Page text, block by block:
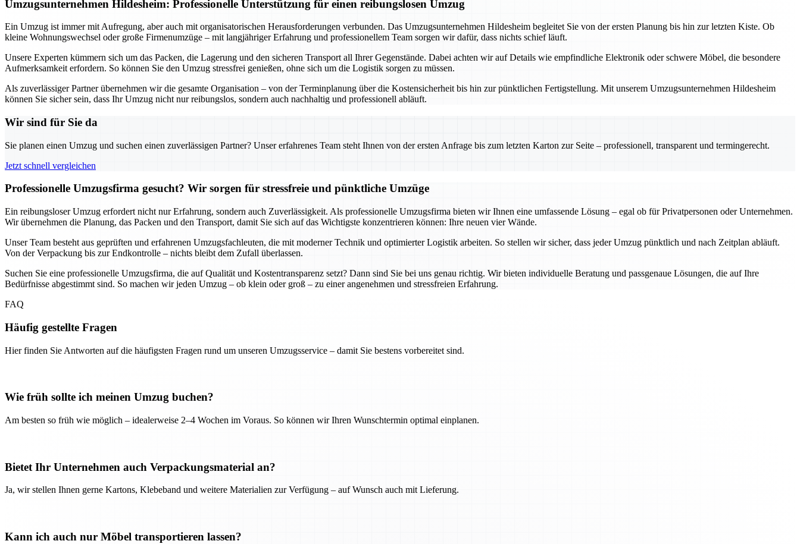
Umzugsunternehmen Hildesheim: Professionelle Unterstützung für einen reibungslosen Umzug
Ein Umzug ist immer mit Aufregung, aber auch mit organisatorischen Herausforderungen verbunden. Das Umzugsunternehmen Hildesheim begleitet Sie von der ersten Planung bis hin zur letzten Kiste. Ob
kleine Wohnungswechsel oder große Firmenumzüge – mit langjähriger Erfahrung und professionellem Team sorgen wir dafür, dass nichts schief läuft.
Unsere Experten kümmern sich um das Packen, die Lagerung und den sicheren Transport all Ihrer Gegenstände. Dabei achten wir auf Details wie empfindliche Elektronik oder schwere Möbel, die besondere
Aufmerksamkeit erfordern. So können Sie den Umzug stressfrei genießen, ohne sich um die Logistik sorgen zu müssen.
Als zuverlässiger Partner übernehmen wir die gesamte Organisation – von der Terminplanung über die Kostensicherheit bis hin zur pünktlichen Fertigstellung. Mit unserem Umzugsunternehmen Hildesheim
können Sie sicher sein, dass Ihr Umzug nicht nur reibungslos, sondern auch nachhaltig und professionell abläuft.
Wir sind für Sie da
Sie planen einen Umzug und suchen einen zuverlässigen Partner? Unser erfahrenes Team steht Ihnen von der ersten Anfrage bis zum letzten Karton zur Seite – professionell, transparent und termingerecht.
Jetzt schnell vergleichen
Professionelle Umzugsfirma gesucht? Wir sorgen für stressfreie und pünktliche Umzüge
Ein reibungsloser Umzug erfordert nicht nur Erfahrung, sondern auch Zuverlässigkeit. Als professionelle Umzugsfirma bieten wir Ihnen eine umfassende Lösung – egal ob für Privatpersonen oder Unternehmen.
Wir übernehmen die Planung, das Packen und den Transport, damit Sie sich auf das Wichtigste konzentrieren können: Ihre neuen vier Wände.
Unser Team besteht aus geprüften und erfahrenen Umzugsfachleuten, die mit moderner Technik und optimierter Logistik arbeiten. So stellen wir sicher, dass jeder Umzug pünktlich und nach Zeitplan abläuft.
Von der Verpackung bis zur Endkontrolle – nichts bleibt dem Zufall überlassen.
Suchen Sie eine professionelle Umzugsfirma, die auf Qualität und Kostentransparenz setzt? Dann sind Sie bei uns genau richtig. Wir bieten individuelle Beratung und passgenaue Lösungen, die auf Ihre
Bedürfnisse abgestimmt sind. So machen wir jeden Umzug – ob klein oder groß – zu einer angenehmen und stressfreien Erfahrung.
FAQ
Häufig gestellte Fragen
Hier finden Sie Antworten auf die häufigsten Fragen rund um unseren Umzugsservice – damit Sie bestens vorbereitet sind.
Wie früh sollte ich meinen Umzug buchen?
Am besten so früh wie möglich – idealerweise 2–4 Wochen im Voraus. So können wir Ihren Wunschtermin optimal einplanen.
Bietet Ihr Unternehmen auch Verpackungsmaterial an?
Ja, wir stellen Ihnen gerne Kartons, Klebeband und weitere Materialien zur Verfügung – auf Wunsch auch mit Lieferung.
Kann ich auch nur Möbel transportieren lassen?